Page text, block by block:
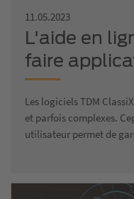
11.05.2023
L'aide en
faire
directement
l'application
Les logiciels TDM
et parfois complexes.
utilisateur permet de